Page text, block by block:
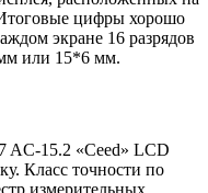
цифры хорошо
экране 16 разрядов
или 15*6 мм.
AC-15.2 «Ceed» LCD
Класс точности по